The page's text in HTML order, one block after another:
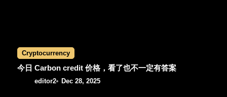
Cryptocurrency
今日 Carbon credit 价格，看了也不一定有答案
editor2 Dec 28, 2025